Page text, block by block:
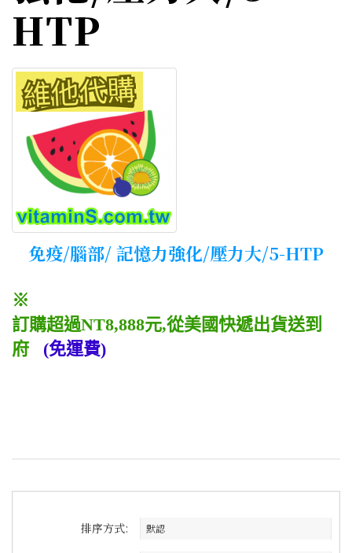
HTP
免疫/腦部/ 記憶力強化/壓力大/5-HTP
※
訂購超過NT8,888元,從美國快遞出貨送到
府 (免運費)
排序方式: